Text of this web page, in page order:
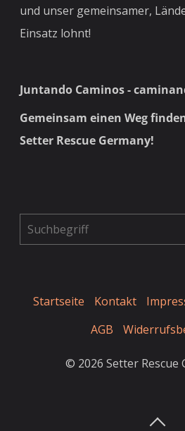
und unser gemeinsamer,
Einsatz lohnt!
Juntando Caminos -
Gemeinsam einen Weg
Setter Rescue Germany!
Startseite Kontakt
AGB
© 2026 Setter Rescue